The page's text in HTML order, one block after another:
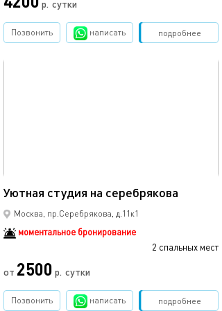
р. сутки
подробнее
Позвонить написать Забронировать
Уютная студия на серебрякова
Москва, пр.Серебрякова, д.11к1
моментальное бронирование
2 спальных мест
от 2500 р. сутки
подробнее
Позвонить написать Забронировать